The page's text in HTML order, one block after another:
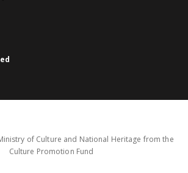
of Culture and National Heritage from the
Culture Promotion Fund